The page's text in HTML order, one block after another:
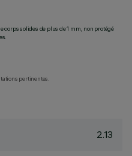
corps solides de plus de 1 mm, non protégé
pertinentes.
2.13